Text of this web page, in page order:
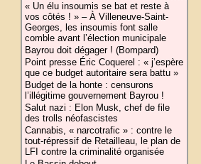
« Un élu insoumis se bat et reste à
vos côtés ! » – À Villeneuve-Saint-
Georges, les insoumis font salle
comble avant l’élection municipale
Bayrou doit dégager ! (Bompard)
Point presse Éric Coquerel : « j’espère
que ce budget autoritaire sera battu »
Budget de la honte : censurons
l’illégitime gouvernement Bayrou !
Salut nazi : Elon Musk, chef de file
des trolls néofascistes
Cannabis, « narcotrafic » : contre le
tout-répressif de Retailleau, le plan de
LFI contre la criminalité organisée